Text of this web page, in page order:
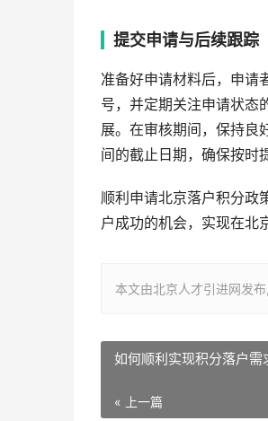
提交申请与后续跟踪
准备好申请材料后，申请
号，并定期关注申请状态
展。在审核期间，保持良
间的截止日期，确保按时
顺利申请北京落户积分政
户成功的机会，实现在北
本文由北京人才引进网发布
如何顺利实现积分落户需
« 上一篇